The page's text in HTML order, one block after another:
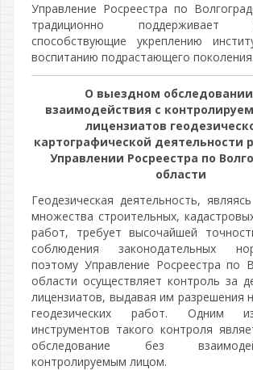
Управление Росреестра по
традиционно поддерживает
способствующие укреплению
воспитанию подрастающего поколения.
О выездном
взаимодействия с
лицензиатов
картографической деятельности
Управлении Росреестра по
области
Геодезическая деятельность,
множества строительных,
работ, требует высочайшей
соблюдения законодательных
поэтому Управление Росреестра по
области осуществляет контроль за
лицензиатов, выдавая им разрешения
геодезических работ. Одним
инструментов такого контроля
обследование без
контролируемым лицом.